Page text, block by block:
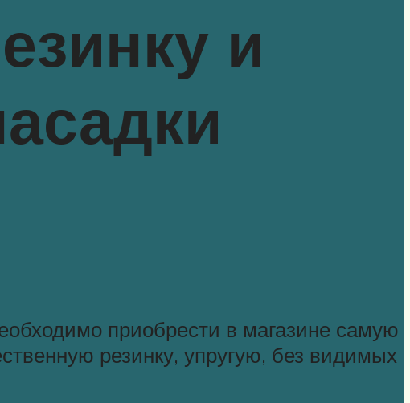
и
приобрести в магазине самую
резинку, упругую, без видимых